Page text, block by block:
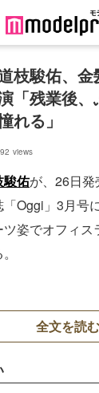
枝駿佑、
「残業後
れる」
views
駿佑が、26日発
Oggi」3月号
姿でオフィス
全文を読む